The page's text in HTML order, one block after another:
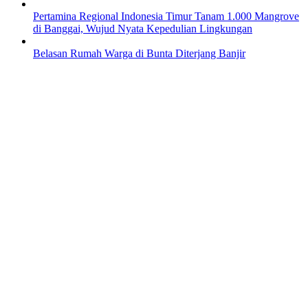
Pertamina Regional Indonesia Timur Tanam 1.000 Mangrove
di Banggai, Wujud Nyata Kepedulian Lingkungan
Belasan Rumah Warga di Bunta Diterjang Banjir